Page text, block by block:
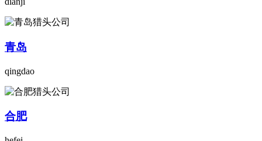
青岛
qingdao
合肥